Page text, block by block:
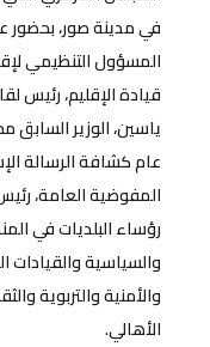
في مدينة صور، بحضور
المسؤول التنظيمي
قيادة الإقليم، رئيس
ياسين، الوزير
عام كشافة الرسالة
المفوضية العامة،
رؤساء البلديات في
والسياسية والقيادات
والأمنية والتربوية
الأهالي.